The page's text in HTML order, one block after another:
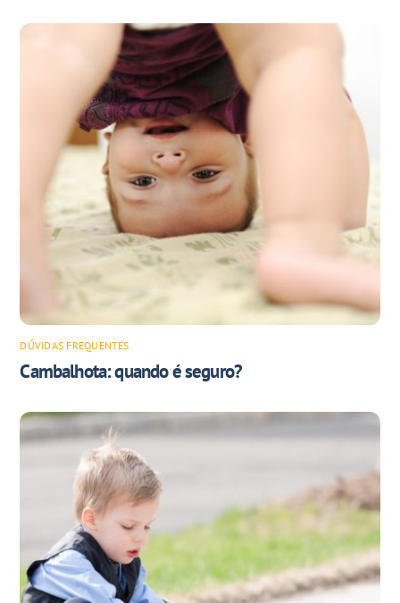
DÚVIDAS FREQUENTES
Cambalhota: quando é seguro?